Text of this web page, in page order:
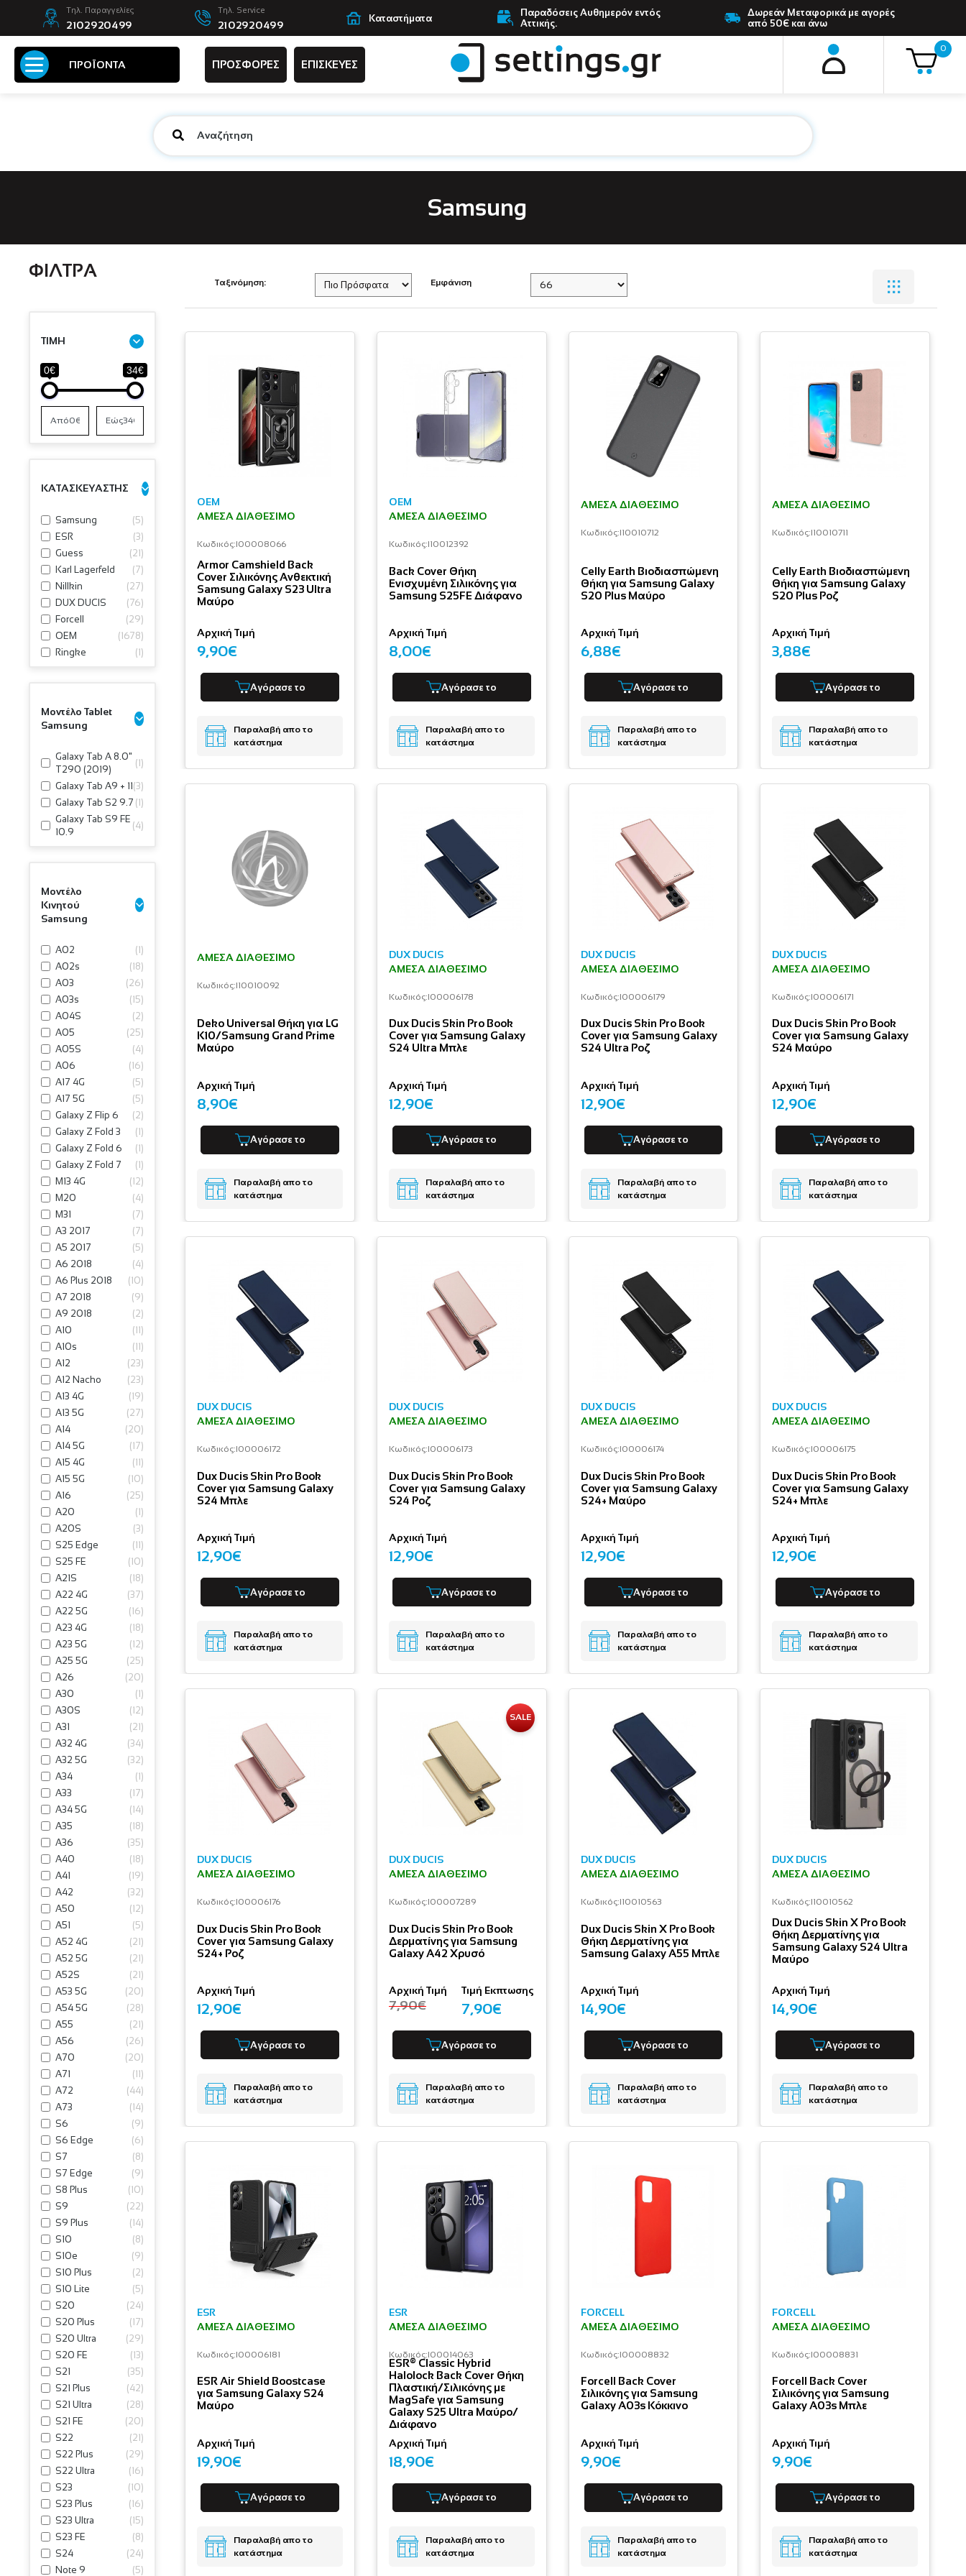
Τηλ. Παραγγελίες
2102920499
Τηλ. Service
2102920499
Καταστήματα
Παραδόσεις Αυθημερόν εντός
Αττικής.
Δωρεάν Μεταφορικά με αγορές
από 50€ και άνω
ΠΡΟΪΟΝΤΑ ΠΡΟΣΦΟΡΕΣ ΕΠΙΣΚΕΥΕΣ
0
Samsung
ΦΙΛΤΡΑ
ΤΙΜΗ
0€ 34€
ΚΑΤΑΣΚΕΥΑΣΤΗΣ
Samsung (5)
ESR
(3)
Guess
(21)
Karl Lagerfeld
(7)
Nillkin
(27)
DUX DUCIS
(76)
Forcell
(29)
OEM
(1678)
Ringke
(1)
Μοντέλο Tablet
Samsung
Galaxy Tab A 8.0"
T290 (2019)
(1)
Galaxy Tab A9 + 11(3)
Galaxy Tab S2 9.7 (1)
Galaxy Tab S9 FE
10.9
(4)
Μοντέλο
Κινητού
Samsung
A02 (1)
A02s
(18)
A03
(26)
A03s
(15)
A04S
(2)
A05
(25)
A05S
(4)
A06
(16)
A17 4G
(5)
A17 5G
(5)
Galaxy Z Flip 6
(2)
Galaxy Z Fold 3
(1)
Galaxy Z Fold 6
(1)
Galaxy Z Fold 7
(1)
M13 4G
(12)
M20
(4)
M31
(7)
A3 2017
(7)
A5 2017
(5)
A6 2018
(4)
A6 Plus 2018
(10)
A7 2018
(9)
A9 2018
(2)
A10
(11)
A10s
(11)
A12
(23)
A12 Nacho
(23)
A13 4G
(19)
A13 5G
(27)
A14
(20)
A14 5G
(17)
A15 4G
(11)
A15 5G
(10)
A16
(25)
A20
(1)
A20S
(3)
S25 Edge
(11)
S25 FE
(10)
A21S
(18)
A22 4G
(37)
A22 5G
(16)
A23 4G
(18)
A23 5G
(12)
A25 5G
(25)
A26
(20)
A30
(1)
A30S
(12)
A31
(21)
A32 4G
(34)
A32 5G
(32)
A34
(1)
A33
(17)
A34 5G
(14)
A35
(18)
A36
(35)
A40
(18)
A41
(19)
A42
(32)
A50
(12)
A51
(5)
A52 4G
(21)
A52 5G
(21)
A52S
(21)
A53 5G
(20)
A54 5G
(28)
A55
(21)
A56
(26)
A70
(20)
A71
(11)
A72
(44)
A73
(14)
S6
(9)
S6 Edge
(6)
S7
(8)
S7 Edge
(9)
S8 Plus
(10)
S9
(22)
S9 Plus
(14)
S10
(8)
S10e
(9)
S10 Plus
(2)
S10 Lite
(5)
S20
(24)
S20 Plus
(17)
S20 Ultra
(29)
S20 FE
(13)
S21
(35)
S21 Plus
(42)
S21 Ultra
(28)
S21 FE
(20)
S22
(21)
S22 Plus
(29)
S22 Ultra
(16)
S23
(10)
S23 Plus
(16)
S23 Ultra
(15)
S23 FE
(8)
S24
(24)
Note 9
(5)
Ταξινόμηση: Εμφάνιση
OEM
ΆΜΕΣΑ ΔΙΑΘΈΣΙΜΟ
Κωδικός:I00008066
Armor Camshield Back
Cover Σιλικόνης Ανθεκτική
Samsung Galaxy S23 Ultra
Μαύρο
Αρχική Τιμή
9,90€
Αγόρασε το
Παραλαβή απο το
κατάστημα
OEM
ΆΜΕΣΑ ΔΙΑΘΈΣΙΜΟ
Κωδικός:I10012392
Back Cover Θήκη
Ενισχυμένη Σιλικόνης για
Samsung S25FE Διάφανο
Αρχική Τιμή
8,00€
Αγόρασε το
Παραλαβή απο το
κατάστημα
ΆΜΕΣΑ ΔΙΑΘΈΣΙΜΟ
Κωδικός:I10010712
Celly Earth Βιοδιασπώμενη
Θήκη για Samsung Galaxy
S20 Plus Μαύρο
Αρχική Τιμή
6,88€
Αγόρασε το
Παραλαβή απο το
κατάστημα
ΆΜΕΣΑ ΔΙΑΘΈΣΙΜΟ
Κωδικός:I10010711
Celly Earth Βιοδιασπώμενη
Θήκη για Samsung Galaxy
S20 Plus Ροζ
Αρχική Τιμή
3,88€
Αγόρασε το
Παραλαβή απο το
κατάστημα
ΆΜΕΣΑ ΔΙΑΘΈΣΙΜΟ
Κωδικός:I10010092
Deko Universal Θήκη για LG
K10/Samsung Grand Prime
Μαύρο
Αρχική Τιμή
8,90€
Αγόρασε το
Παραλαβή απο το
κατάστημα
DUX DUCIS
ΆΜΕΣΑ ΔΙΑΘΈΣΙΜΟ
Κωδικός:I00006178
Dux Ducis Skin Pro Book
Cover για Samsung Galaxy
S24 Ultra Μπλε
Αρχική Τιμή
12,90€
Αγόρασε το
Παραλαβή απο το
κατάστημα
DUX DUCIS
ΆΜΕΣΑ ΔΙΑΘΈΣΙΜΟ
Κωδικός:I00006179
Dux Ducis Skin Pro Book
Cover για Samsung Galaxy
S24 Ultra Ροζ
Αρχική Τιμή
12,90€
Αγόρασε το
Παραλαβή απο το
κατάστημα
DUX DUCIS
ΆΜΕΣΑ ΔΙΑΘΈΣΙΜΟ
Κωδικός:I00006171
Dux Ducis Skin Pro Book
Cover για Samsung Galaxy
S24 Μαύρο
Αρχική Τιμή
12,90€
Αγόρασε το
Παραλαβή απο το
κατάστημα
DUX DUCIS
ΆΜΕΣΑ ΔΙΑΘΈΣΙΜΟ
Κωδικός:I00006172
Dux Ducis Skin Pro Book
Cover για Samsung Galaxy
S24 Μπλε
Αρχική Τιμή
12,90€
Αγόρασε το
Παραλαβή απο το
κατάστημα
DUX DUCIS
ΆΜΕΣΑ ΔΙΑΘΈΣΙΜΟ
Κωδικός:I00006173
Dux Ducis Skin Pro Book
Cover για Samsung Galaxy
S24 Ροζ
Αρχική Τιμή
12,90€
Αγόρασε το
Παραλαβή απο το
κατάστημα
DUX DUCIS
ΆΜΕΣΑ ΔΙΑΘΈΣΙΜΟ
Κωδικός:I00006174
Dux Ducis Skin Pro Book
Cover για Samsung Galaxy
S24+ Μαύρο
Αρχική Τιμή
12,90€
Αγόρασε το
Παραλαβή απο το
κατάστημα
DUX DUCIS
ΆΜΕΣΑ ΔΙΑΘΈΣΙΜΟ
Κωδικός:I00006175
Dux Ducis Skin Pro Book
Cover για Samsung Galaxy
S24+ Μπλε
Αρχική Τιμή
12,90€
Αγόρασε το
Παραλαβή απο το
κατάστημα
DUX DUCIS
ΆΜΕΣΑ ΔΙΑΘΈΣΙΜΟ
Κωδικός:I00006176
Dux Ducis Skin Pro Book
Cover για Samsung Galaxy
S24+ Ροζ
Αρχική Τιμή
12,90€
Αγόρασε το
Παραλαβή απο το
κατάστημα
SALE
DUX DUCIS
ΆΜΕΣΑ ΔΙΑΘΈΣΙΜΟ
Κωδικός:I00007289
Dux Ducis Skin Pro Book
Δερματίνης για Samsung
Galaxy A42 Χρυσό
Αρχική Τιμή
7,90€
Τιμή Εκπτωσης
7,90€
Αγόρασε το
Παραλαβή απο το
κατάστημα
DUX DUCIS
ΆΜΕΣΑ ΔΙΑΘΈΣΙΜΟ
Κωδικός:I10010563
Dux Ducis Skin X Pro Book
Θήκη Δερματίνης για
Samsung Galaxy A55 Μπλε
Αρχική Τιμή
14,90€
Αγόρασε το
Παραλαβή απο το
κατάστημα
DUX DUCIS
ΆΜΕΣΑ ΔΙΑΘΈΣΙΜΟ
Κωδικός:I10010562
Dux Ducis Skin X Pro Book
Θήκη Δερματίνης για
Samsung Galaxy S24 Ultra
Μαύρο
Αρχική Τιμή
14,90€
Αγόρασε το
Παραλαβή απο το
κατάστημα
ESR
ΆΜΕΣΑ ΔΙΑΘΈΣΙΜΟ
Κωδικός:I00006181
ESR Air Shield Boostcase
για Samsung Galaxy S24
Μαύρο
Αρχική Τιμή
19,90€
Αγόρασε το
Παραλαβή απο το
κατάστημα
ESR
ΆΜΕΣΑ ΔΙΑΘΈΣΙΜΟ
Κωδικός:I00014063
ESR® Classic Hybrid
Halolock Back Cover Θήκη
Πλαστική/Σιλικόνης με
MagSafe για Samsung
Galaxy S25 Ultra Μαύρο/
Διάφανο
Αρχική Τιμή
18,90€
Αγόρασε το
Παραλαβή απο το
κατάστημα
FORCELL
ΆΜΕΣΑ ΔΙΑΘΈΣΙΜΟ
Κωδικός:I00008832
Forcell Back Cover
Σιλικόνης για Samsung
Galaxy A03s Κόκκινο
Αρχική Τιμή
9,90€
Αγόρασε το
Παραλαβή απο το
κατάστημα
FORCELL
ΆΜΕΣΑ ΔΙΑΘΈΣΙΜΟ
Κωδικός:I00008831
Forcell Back Cover
Σιλικόνης για Samsung
Galaxy A03s Μπλε
Αρχική Τιμή
9,90€
Αγόρασε το
Παραλαβή απο το
κατάστημα